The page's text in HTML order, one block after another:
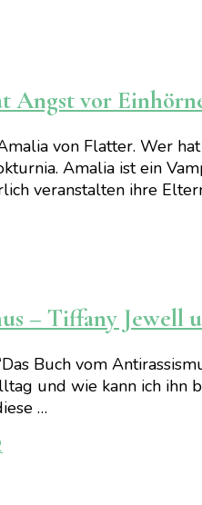
Angst vor
von Flatter. Wer
Amalia ist ein
veranstalten ihre
– Tiffany Jewell
Buch vom
und wie kann ich ihn
…